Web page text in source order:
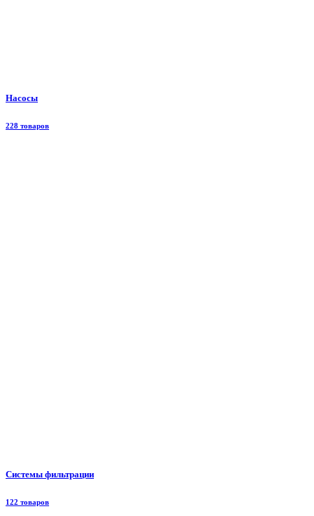
Насосы
228 товаров
Системы фильтрации
122 товаров